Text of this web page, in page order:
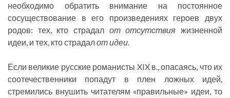
необходимо обратить внимание на постоянное
сосуществование в его произведениях героев двух
родов: тех, кто страдал от отсутствия жизненной
идеи, и тех, кто страдалот идеи.
Если великие русские романисты XIX в., опасаясь, что их
соотечественники попадут в плен ложных идей,
стремились внушить читателям «правильные» идеи, то